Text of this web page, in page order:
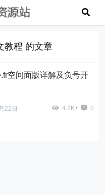
教程 的文章
空间面版详解及负号开
22日 4.2K+ 0